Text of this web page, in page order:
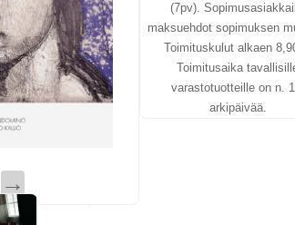
→
(7pv).
maksuehdot sopimuksen
Toimituskulut alkaen
Toimitusaika
varastotuotteille on n.
arkipäivää.